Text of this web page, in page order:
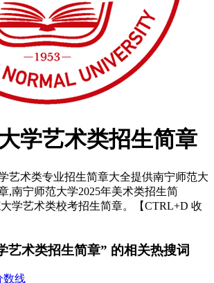
学艺术类招生简章
艺术类专业招生简章大全提供南宁师范大
,南宁师范大学2025年美术类招生简
学艺术类校考招生简章。【CTRL+D 收
艺术类招生简章” 的相关热搜词
数线